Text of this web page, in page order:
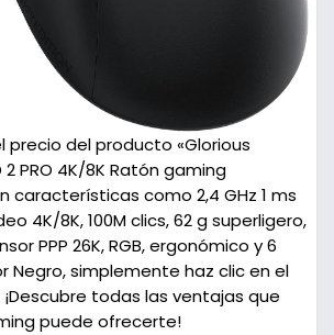
precio del producto «Glorious
PRO 4K/8K Ratón gaming
características como 2,4 GHz 1 ms
4K/8K, 100M clics, 62 g superligero,
PPP 26K, RGB, ergonómico y 6
Negro, simplemente haz clic en el
todas las ventajas que
puede ofrecerte!